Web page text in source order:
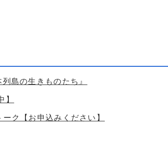
の生きものたち』
【お申込みください】